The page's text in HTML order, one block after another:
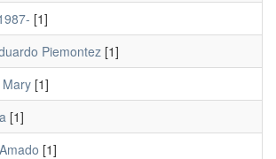
[1]
Piemontez [1]
[1]
[1]
[1]